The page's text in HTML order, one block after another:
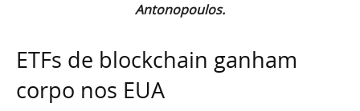
Antonopoulos.
ETFs de blockchain ganham
corpo nos EUA